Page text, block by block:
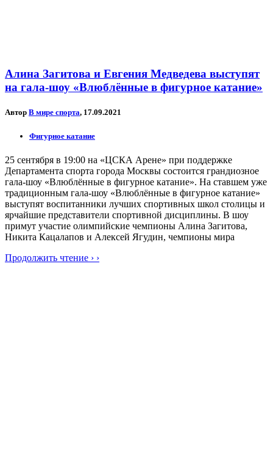
Алина Загитова и Евгения Медведева выступят
на гала-шоу «Влюблённые в фигурное катание»
Автор В мире спорта, 17.09.2021
Фигурное катание
25 сентября в 19:00 на «ЦСКА Арене» при поддержке
Департамента спорта города Москвы состоится грандиозное
гала-шоу «Влюблённые в фигурное катание». На ставшем уже
традиционным гала-шоу «Влюблённые в фигурное катание»
выступят воспитанники лучших спортивных школ столицы и
ярчайшие представители спортивной дисциплины. В шоу
примут участие олимпийские чемпионы Алина Загитова,
Никита Кацалапов и Алексей Ягудин, чемпионы мира
Продолжить чтение › ›